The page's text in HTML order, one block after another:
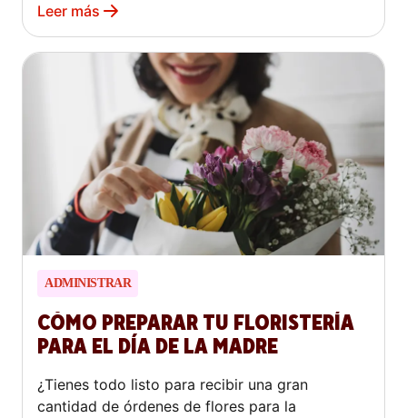
Leer más
ADMINISTRAR
CÓMO PREPARAR TU FLORISTERÍA
PARA EL DÍA DE LA MADRE
¿Tienes todo listo para recibir una gran
cantidad de órdenes de flores para la